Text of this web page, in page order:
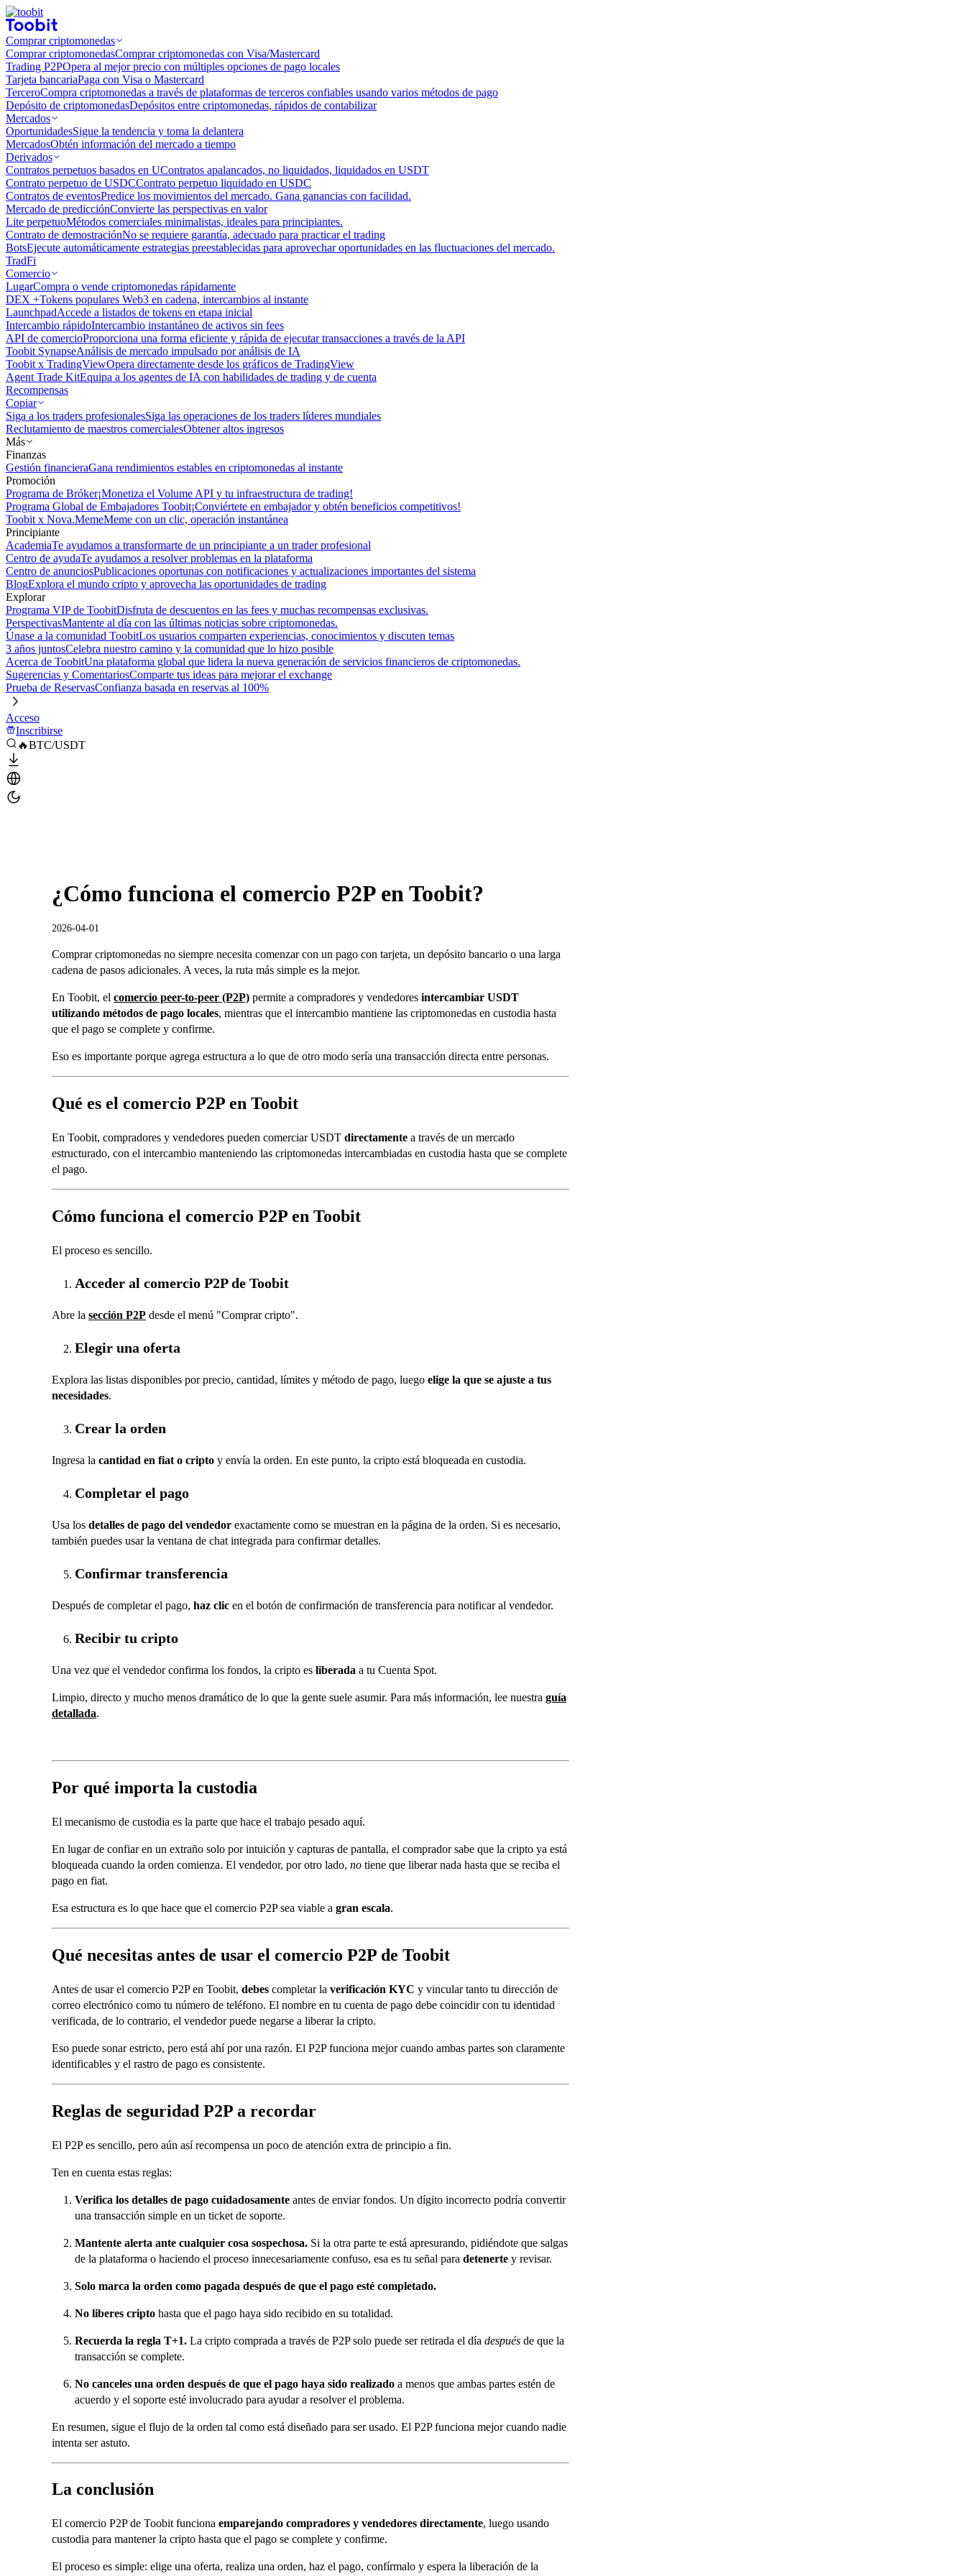
Comprar criptomonedas
Comprar criptomonedasComprar criptomonedas con Visa/Mastercard
Trading P2POpera al mejor precio con múltiples opciones de pago locales
Tarjeta bancariaPaga con Visa o Mastercard
TerceroCompra criptomonedas a través de plataformas de terceros confiables usando varios métodos de pago
Depósito de criptomonedasDepósitos entre criptomonedas, rápidos de contabilizar
Mercados
OportunidadesSigue la tendencia y toma la delantera
MercadosObtén información del mercado a tiempo
Derivados
Contratos perpetuos basados ​​en UContratos apalancados, no liquidados, liquidados en USDT
Contrato perpetuo de USDCContrato perpetuo liquidado en USDC
Contratos de eventosPredice los movimientos del mercado. Gana ganancias con facilidad.
Mercado de predicciónConvierte las perspectivas en valor
Lite perpetuoMétodos comerciales minimalistas, ideales para principiantes.
Contrato de demostraciónNo se requiere garantía, adecuado para practicar el trading
BotsEjecute automáticamente estrategias preestablecidas para aprovechar oportunidades en las fluctuaciones del mercado.
TradFi
Comercio
LugarCompra o vende criptomonedas rápidamente
DEX +Tokens populares Web3 en cadena, intercambios al instante
LaunchpadAccede a listados de tokens en etapa inicial
Intercambio rápidoIntercambio instantáneo de activos sin fees
API de comercioProporciona una forma eficiente y rápida de ejecutar transacciones a través de la API
Toobit SynapseAnálisis de mercado impulsado por análisis de IA
Toobit x TradingViewOpera directamente desde los gráficos de TradingView
Agent Trade KitEquipa a los agentes de IA con habilidades de trading y de cuenta
Recompensas
Copiar
Siga a los traders profesionalesSiga las operaciones de los traders líderes mundiales
Reclutamiento de maestros comercialesObtener altos ingresos
Más
Finanzas
Gestión financieraGana rendimientos estables en criptomonedas al instante
Promoción
Programa de Bróker¡Monetiza el Volume API y tu infraestructura de trading!
Programa Global de Embajadores Toobit¡Conviértete en embajador y obtén beneficios competitivos!
Toobit x Nova.MemeMeme con un clic, operación instantánea
Principiante
AcademiaTe ayudamos a transformarte de un principiante a un trader profesional
Centro de ayudaTe ayudamos a resolver problemas en la plataforma
Centro de anunciosPublicaciones oportunas con notificaciones y actualizaciones importantes del sistema
BlogExplora el mundo cripto y aprovecha las oportunidades de trading
Explorar
Programa VIP de ToobitDisfruta de descuentos en las fees y muchas recompensas exclusivas.
PerspectivasMantente al día con las últimas noticias sobre criptomonedas.
Únase a la comunidad ToobitLos usuarios comparten experiencias, conocimientos y discuten temas
3 años juntosCelebra nuestro camino y la comunidad que lo hizo posible
Acerca de ToobitUna plataforma global que lidera la nueva generación de servicios financieros de criptomonedas.
Sugerencias y ComentariosComparte tus ideas para mejorar el exchange
Prueba de ReservasConfianza basada en reservas al 100%
Acceso
Inscribirse
🔥BTC/USDT
¿Cómo funciona el comercio P2P en Toobit?
2026-04-01
Comprar criptomonedas no siempre necesita comenzar con un pago con tarjeta, un depósito bancario o una larga
cadena de pasos adicionales. A veces, la ruta más simple es la mejor.
En Toobit, el comercio peer-to-peer (P2P) permite a compradores y vendedores intercambiar USDT
utilizando métodos de pago locales, mientras que el intercambio mantiene las criptomonedas en custodia hasta
que el pago se complete y confirme.
Eso es importante porque agrega estructura a lo que de otro modo sería una transacción directa entre personas.
Qué es el comercio P2P en Toobit
En Toobit, compradores y vendedores pueden comerciar USDT directamente a través de un mercado
estructurado, con el intercambio manteniendo las criptomonedas intercambiadas en custodia hasta que se complete
el pago.
Cómo funciona el comercio P2P en Toobit
El proceso es sencillo.
Acceder al comercio P2P de Toobit
Abre la sección P2P desde el menú "Comprar cripto".
Elegir una oferta
Explora las listas disponibles por precio, cantidad, límites y método de pago, luego elige la que se ajuste a tus
necesidades.
Crear la orden
Ingresa la cantidad en fiat o cripto y envía la orden. En este punto, la cripto está bloqueada en custodia.
Completar el pago
Usa los detalles de pago del vendedor exactamente como se muestran en la página de la orden. Si es necesario,
también puedes usar la ventana de chat integrada para confirmar detalles.
Confirmar transferencia
Después de completar el pago, haz clic en el botón de confirmación de transferencia para notificar al vendedor.
Recibir tu cripto
Una vez que el vendedor confirma los fondos, la cripto es liberada a tu Cuenta Spot.
Limpio, directo y mucho menos dramático de lo que la gente suele asumir. Para más información, lee nuestra guía
detallada.
Por qué importa la custodia
El mecanismo de custodia es la parte que hace el trabajo pesado aquí.
En lugar de confiar en un extraño solo por intuición y capturas de pantalla, el comprador sabe que la cripto ya está
bloqueada cuando la orden comienza. El vendedor, por otro lado, no tiene que liberar nada hasta que se reciba el
pago en fiat.
Esa estructura es lo que hace que el comercio P2P sea viable a gran escala.
Qué necesitas antes de usar el comercio P2P de Toobit
Antes de usar el comercio P2P en Toobit, debes completar la verificación KYC y vincular tanto tu dirección de
correo electrónico como tu número de teléfono. El nombre en tu cuenta de pago debe coincidir con tu identidad
verificada, de lo contrario, el vendedor puede negarse a liberar la cripto.
Eso puede sonar estricto, pero está ahí por una razón. El P2P funciona mejor cuando ambas partes son claramente
identificables y el rastro de pago es consistente.
Reglas de seguridad P2P a recordar
El P2P es sencillo, pero aún así recompensa un poco de atención extra de principio a fin.
Ten en cuenta estas reglas:
Verifica los detalles de pago cuidadosamente antes de enviar fondos. Un dígito incorrecto podría convertir
una transacción simple en un ticket de soporte.
Mantente alerta ante cualquier cosa sospechosa. Si la otra parte te está apresurando, pidiéndote que salgas
de la plataforma o haciendo el proceso innecesariamente confuso, esa es tu señal para detenerte y revisar.
Solo marca la orden como pagada después de que el pago esté completado.
No liberes cripto hasta que el pago haya sido recibido en su totalidad.
Recuerda la regla T+1. La cripto comprada a través de P2P solo puede ser retirada el día después de que la
transacción se complete.
No canceles una orden después de que el pago haya sido realizado a menos que ambas partes estén de
acuerdo y el soporte esté involucrado para ayudar a resolver el problema.
En resumen, sigue el flujo de la orden tal como está diseñado para ser usado. El P2P funciona mejor cuando nadie
intenta ser astuto.
La conclusión
El comercio P2P de Toobit funciona emparejando compradores y vendedores directamente, luego usando
custodia para mantener la cripto hasta que el pago se complete y confirme.
El proceso es simple: elige una oferta, realiza una orden, haz el pago, confírmalo y espera la liberación de la